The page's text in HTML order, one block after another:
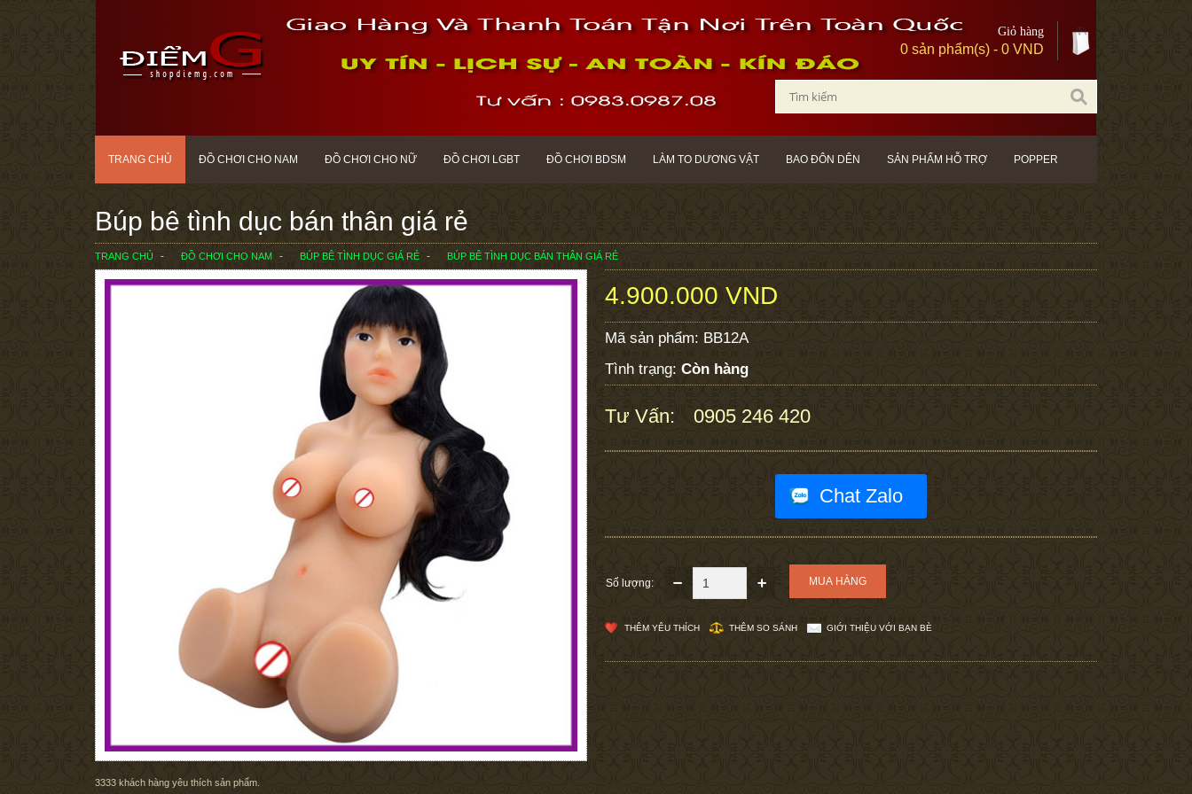
Giỏ hàng
0 sản phẩm(s) - 0 VND
TRANG CHỦ ĐỒ CHƠI CHO NAM ĐỒ CHƠI CHO NỮ ĐỒ CHƠI LGBT ĐỒ CHƠI BDSM LÀM TO DƯƠNG VẬT BAO ĐÔN DÊN SẢN PHẨM HỖ TRỢ POPPER
Búp bê tình dục bán thân giá rẻ
TRANG CHỦ ĐỒ CHƠI CHO NAM BÚP BÊ TÌNH DỤC GIÁ RẺ BÚP BÊ TÌNH DỤC BÁN THÂN GIÁ RẺ
3333 khách hàng yêu thích sản phẩm.
4.900.000 VND
Mã sản phẩm: BB12A
Tình trạng: Còn hàng
Tư Vấn: 0905 246 420
Chat Zalo
Số lượng:
THÊM YÊU THÍCH THÊM SO SÁNH GIỚI THIỆU VỚI BẠN BÈ